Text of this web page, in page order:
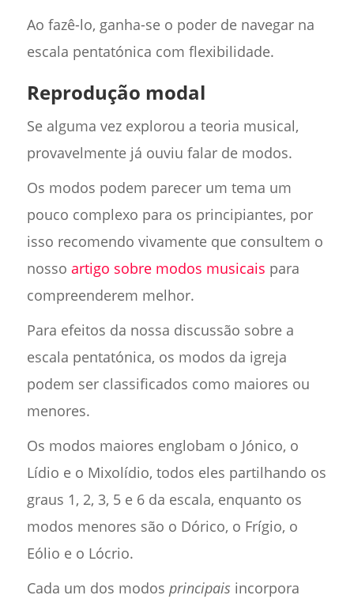
Ao fazê-lo, ganha-se o poder de navegar na
escala pentatónica com flexibilidade.
Reprodução modal
Se alguma vez explorou a teoria musical,
provavelmente já ouviu falar de modos.
Os modos podem parecer um tema um
pouco complexo para os principiantes, por
isso recomendo vivamente que consultem o
nosso artigo sobre modos musicais para
compreenderem melhor.
Para efeitos da nossa discussão sobre a
escala pentatónica, os modos da igreja
podem ser classificados como maiores ou
menores.
Os modos maiores englobam o Jónico, o
Lídio e o Mixolídio, todos eles partilhando os
graus 1, 2, 3, 5 e 6 da escala, enquanto os
modos menores são o Dórico, o Frígio, o
Eólio e o Lócrio.
Cada um dos modos principais incorpora